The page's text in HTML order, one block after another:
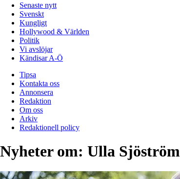
Senaste nytt
Svenskt
Kungligt
Hollywood & Världen
Politik
Vi avslöjar
Kändisar A-Ö
Tipsa
Kontakta oss
Annonsera
Redaktion
Om oss
Arkiv
Redaktionell policy
Nyheter om: Ulla Sjöström